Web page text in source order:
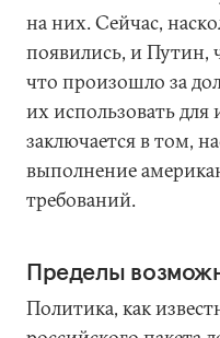
на них. Сейчас,
появились, и Путин,
что произошло за
их использовать
заключается в том,
выполнение
требований.
Пределы
Политика, как